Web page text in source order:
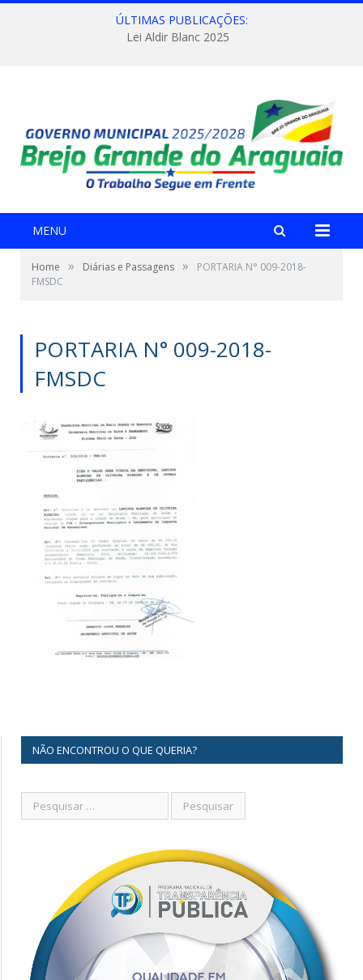
ÚLTIMAS PUBLICAÇÕES:
Lei Aldir Blanc 2025
MENU
Home » Diárias e Passagens »
PORTARIA N° 009-2018-
FMSDC
PORTARIA N° 009-2018-
FMSDC
NÃO ENCONTROU O QUE QUERIA?